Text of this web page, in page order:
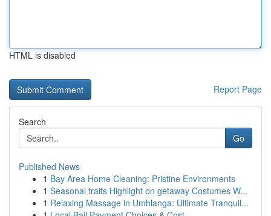
HTML is disabled
Report Page
Search
Go
Published News
1 Bay Area Home Cleaning: Pristine Environments
1 Seasonal traits Highlight on getaway Costumes W...
1 Relaxing Massage in Umhlanga: Ultimate Tranquil...